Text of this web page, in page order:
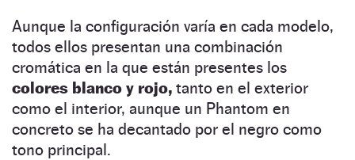
Aunque la configuración varía en cada modelo,
todos ellos presentan una combinación
cromática en la que están presentes los
colores blanco y rojo, tanto en el exterior
como el interior, aunque un Phantom en
concreto se ha decantado por el negro como
tono principal.